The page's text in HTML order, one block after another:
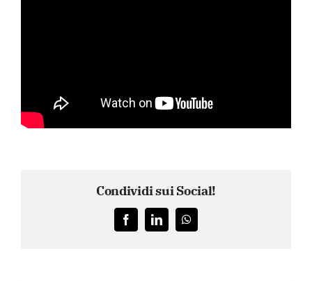
Condividi sui Social!
FacebookLinkedInWhatsApp